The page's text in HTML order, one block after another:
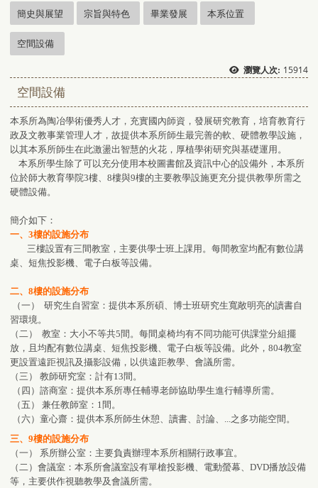
簡史與展望 宗旨與特色 畢業發展 本系位置
空間設備
瀏覽人次: 15914
空間設備
本系所為陶冶學術優秀人才，充實國內師資，發展研究教育，培育教育行
政及文教事業管理人才，故提供本系所師生最完善的軟、硬體教學設施，
以其本系所師生在此激盪出智慧的火花，厚植學術研究與基礎運用。
本系所學生除了可以充分使用本校圖書館及資訊中心的設備外，本系所
位於師大教育學院3樓、8樓與9樓的主要教學設施更充分提供教學所需之
硬體設備。
簡介如下：
一、3樓的設施分布
三樓設置有三間教室，主要供學士班上課用。每間教室均配有數位講
桌、短焦投影機、電子白板等設備。
二、8樓的設施分布
（一） 研究生自習室：提供本系所碩、博士班研究生寬敞明亮的讀書自
習環境。
（二） 教室：大小不等共5間。每間桌椅均有不同功能可供課堂分組擺
放，且均配有數位講桌、短焦投影機、電子白板等設備。此外，804教室
更設置遠距視訊及攝影設備，以供遠距教學、會議所需。
（三） 教師研究室：計有13間。
（四）諮商室：提供本系所專任輔導老師協助學生進行輔導所需。
（五） 兼任教師室：1間。
（六）童心齋：提供本系所師生休憩、讀書、討論、...之多功能空間。
三、9樓的設施分布
（一） 系所辦公室：主要負責辦理本系所相關行政事宜。
（二）會議室：本系所會議室設有單槍投影機、電動螢幕、DVD播放設備
等，主要供作視聽教學及會議所需。